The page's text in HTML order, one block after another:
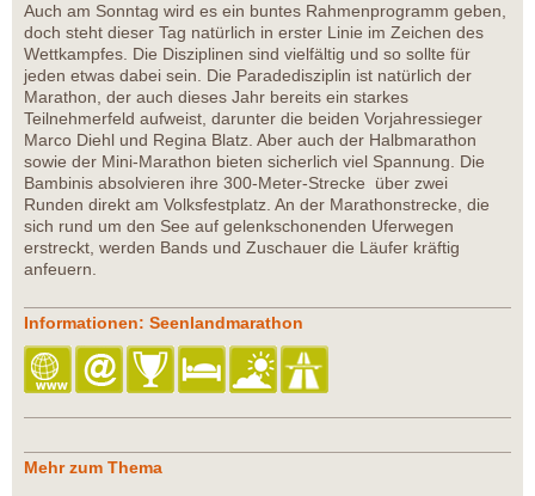
Auch am Sonntag wird es ein buntes Rahmenprogramm geben,
doch steht dieser Tag natürlich in erster Linie im Zeichen des
Wettkampfes. Die Disziplinen sind vielfältig und so sollte für
jeden etwas dabei sein. Die Paradedisziplin ist natürlich der
Marathon, der auch dieses Jahr bereits ein starkes
Teilnehmerfeld aufweist, darunter die beiden Vorjahressieger
Marco Diehl und Regina Blatz. Aber auch der Halbmarathon
sowie der Mini-Marathon bieten sicherlich viel Spannung. Die
Bambinis absolvieren ihre 300-Meter-Strecke über zwei
Runden direkt am Volksfestplatz. An der Marathonstrecke, die
sich rund um den See auf gelenkschonenden Uferwegen
erstreckt, werden Bands und Zuschauer die Läufer kräftig
anfeuern.
Informationen: Seenlandmarathon
Mehr zum Thema